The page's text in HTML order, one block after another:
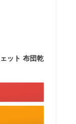
ット 布団乾